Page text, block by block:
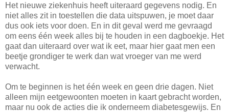
Het nieuwe ziekenhuis heeft uiteraard gegevens nodig. En
niet alles zit in toestellen die data uitspuwen, je moet daar
dus ook iets voor doen. En in dit geval werd me gevraagd
om eens één week alles bij te houden in een dagboekje. Het
gaat dan uiteraard over wat ik eet, maar hier gaat men een
beetje grondiger te werk dan wat vroeger van me werd
verwacht.
Om te beginnen is het één week en geen drie dagen. Niet
alleen mijn eetgewoonten moeten in kaart gebracht worden,
maar nu ook de acties die ik onderneem diabetesgewijs. En